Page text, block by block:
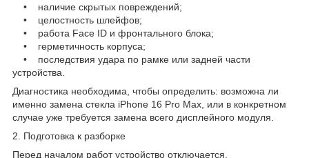
• наличие скрытых повреждений;
• целостность шлейфов;
• работа Face ID и фронтального блока;
• герметичность корпуса;
• последствия удара по рамке или задней части
устройства.
Диагностика необходима, чтобы определить: возможна ли
именно замена стекла iPhone 16 Pro Max, или в конкретном
случае уже требуется замена всего дисплейного модуля.
2. Подготовка к разборке
Перед началом работ устройство отключается,